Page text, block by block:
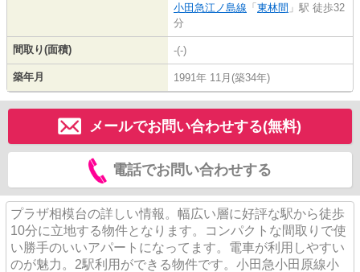
小田急江ノ島線 「東林間 」駅 徒歩32
分
間取り(面積) -(-)
築年月 1991年 11月(築34年)
メールでお問い合わせする(無料)
電話でお問い合わせする
プラザ相模台の詳しい情報。幅広い層に好評な駅から徒歩
10分に立地する物件となります。コンパクトな間取りで使
い勝手のいいアパートになってます。電車が利用しやすい
のが魅力。2駅利用ができる物件です。小田急小田原線小